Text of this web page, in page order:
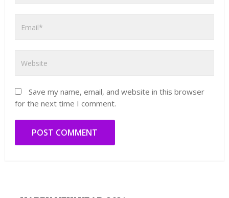
Save my name, email, and website in this browser
for the next time I comment.